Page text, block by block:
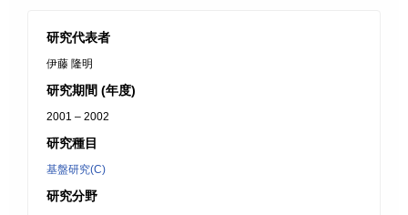
研究代表者
伊藤 隆明
研究期間 (年度)
2001 – 2002
研究種目
基盤研究(C)
研究分野